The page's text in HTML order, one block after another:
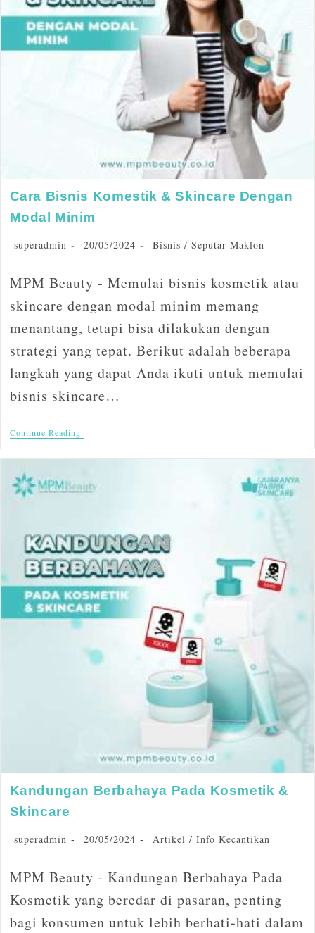
Cara Bisnis Komestik & Skincare Dengan
Modal Minim
superadmin 20/05/2024 Bisnis / Seputar Maklon
MPM Beauty - Memulai bisnis kosmetik atau
skincare dengan modal minim memang
menantang, tetapi bisa dilakukan dengan
strategi yang tepat. Berikut adalah beberapa
langkah yang dapat Anda ikuti untuk memulai
bisnis skincare…
Continue Reading
Kandungan Berbahaya Pada Kosmetik &
Skincare
superadmin 20/05/2024 Artikel / Info Kecantikan
MPM Beauty - Kandungan Berbahaya Pada
Kosmetik yang beredar di pasaran, penting
bagi konsumen untuk lebih berhati-hati dalam